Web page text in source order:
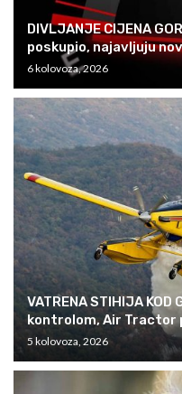
DIVLJANJE CIJENA
poskupio, najavljuju
6 kolovoza, 2026
VATRENA STIHIJA
kontrolom, Air Tractor
5 kolovoza, 2026